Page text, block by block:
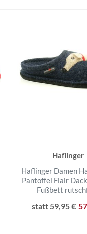
Haflinger
Haflinger Damen
Pantoffel Flair
Fußbett
statt 59,95 €